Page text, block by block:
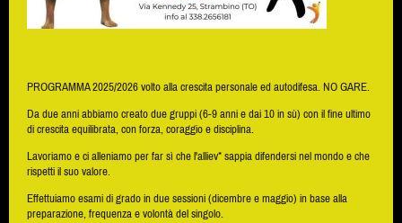
PROGRAMMA 2025/2026 volto alla crescita personale ed autodifesa. NO GARE.
Da due anni abbiamo creato due gruppi (6-9 anni e dai 10 in sù) con il fine ultimo
di crescita equilibrata, con forza, coraggio e disciplina.
Lavoriamo e ci alleniamo per far sì che l'alliev* sappia difendersi nel mondo e che
rispetti il suo valore.
Effettuiamo esami di grado in due sessioni (dicembre e maggio) in base alla
preparazione, frequenza e volontà del singolo.